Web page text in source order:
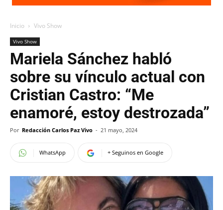
Inicio Vivo Show
Vivo Show
Mariela Sánchez habló
sobre su vínculo actual con
Cristian Castro: “Me
enamoré, estoy destrozada”
Por Redacción Carlos Paz Vivo - 21 mayo, 2024
WhatsApp + Seguinos en Google